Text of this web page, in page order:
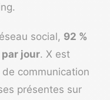
social, 92 %
jour. X est
communication
présentes sur